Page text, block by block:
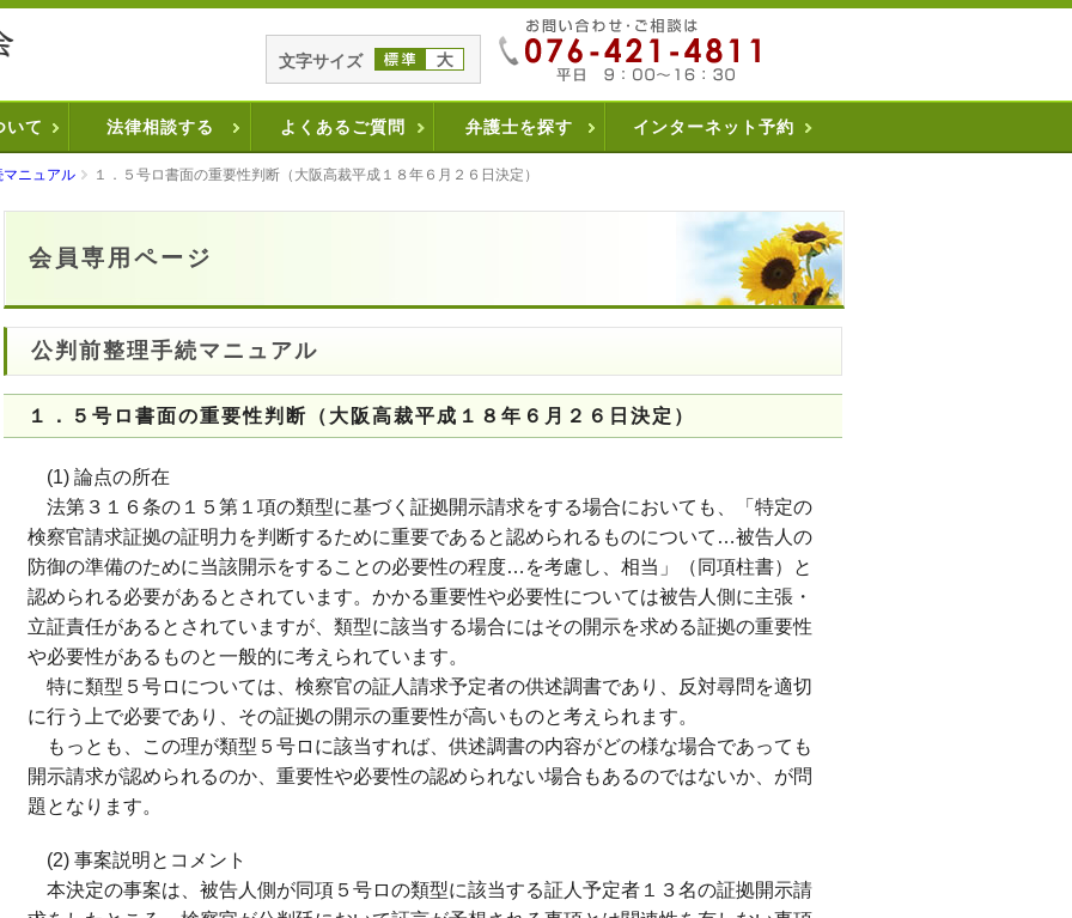
文字サイズ
いて 法律相談する よくあるご質問 弁護士を探す インターネット予約
ニュアル １．５号ロ書面の重要性判断（大阪高裁平成１８年６月２６日決定）
会員専用ページ
公判前整理手続マニュアル
１．５号ロ書面の重要性判断（大阪高裁平成１８年６月２６日決定）
(1) 論点の所在
法第３１６条の１５第１項の類型に基づく証拠開示請求をする場合においても、「特定の
検察官請求証拠の証明力を判断するために重要であると認められるものについて…被告人の
防御の準備のために当該開示をすることの必要性の程度…を考慮し、相当」（同項柱書）と
認められる必要があるとされています。かかる重要性や必要性については被告人側に主張・
立証責任があるとされていますが、類型に該当する場合にはその開示を求める証拠の重要性
や必要性があるものと一般的に考えられています。
特に類型５号ロについては、検察官の証人請求予定者の供述調書であり、反対尋問を適切
に行う上で必要であり、その証拠の開示の重要性が高いものと考えられます。
もっとも、この理が類型５号ロに該当すれば、供述調書の内容がどの様な場合であっても
開示請求が認められるのか、重要性や必要性の認められない場合もあるのではないか、が問
題となります。
(2) 事案説明とコメント
本決定の事案は、被告人側が同項５号ロの類型に該当する証人予定者１３名の証拠開示請